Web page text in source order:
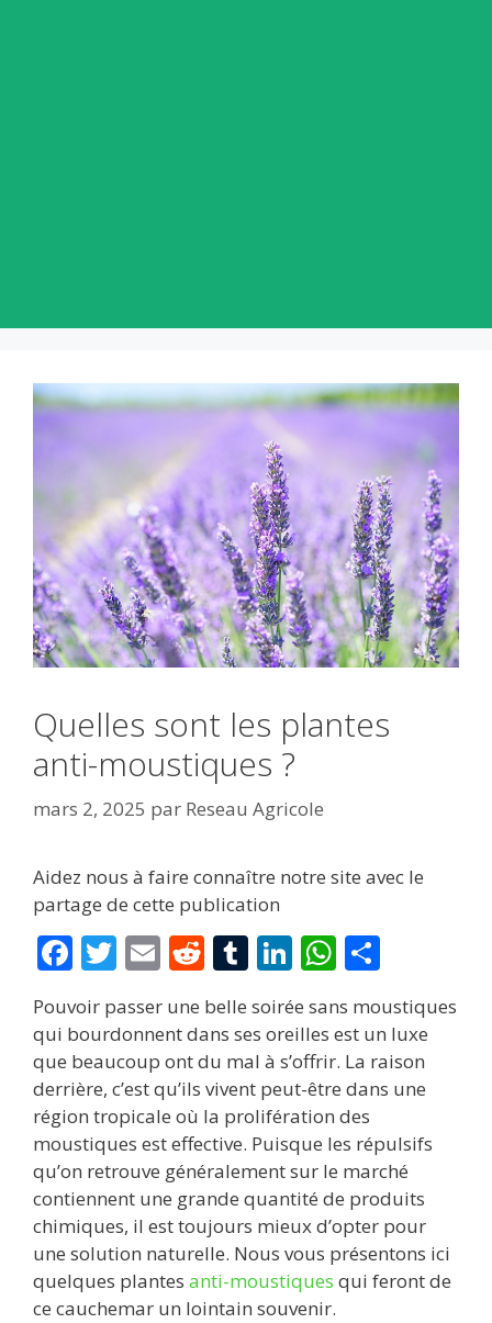
Quelles sont les plantes
anti-moustiques ?
mars 2, 2025 par Reseau Agricole
Aidez nous à faire connaître notre site avec le
partage de cette publication
F
ac
e
b
o
o
k
T
itt
er
E
ai
l
R
e
d
di
t
T
m
bl
r
Li
k
e
dI
n
W
at
s
A
p
p
ar
ta
g
er
Pouvoir passer une belle soirée sans moustiques
qui bourdonnent dans ses oreilles est un luxe
que beaucoup ont du mal à s’offrir. La raison
derrière, c’est qu’ils vivent peut-être dans une
région tropicale où la prolifération des
moustiques est effective. Puisque les répulsifs
qu’on retrouve généralement sur le marché
contiennent une grande quantité de produits
chimiques, il est toujours mieux d’opter pour
une solution naturelle. Nous vous présentons ici
quelques plantes anti-moustiques qui feront de
ce cauchemar un lointain souvenir.